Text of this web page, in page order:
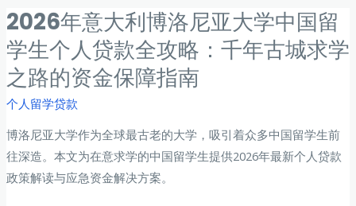
费
用
持
续
上
巴
黎
中
2026年意大利博洛尼亚大学中国留
学生个人贷款全攻略：千年古城求学
之路的资金保障指南
个人留学贷款
博洛尼亚大学作为全球最古老的大学，吸引着众多中国留学生前
往深造。本文为在意求学的中国留学生提供2026年最新个人贷款
政策解读与应急资金解决方案。